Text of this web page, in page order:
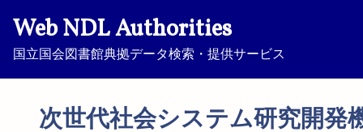
Web NDL Authorities
国立国会図書館典拠データ検索・提供サービス
次世代社会システム研究開発